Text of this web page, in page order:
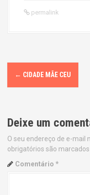
permalink
P
o
t
n
a
← CIDADE MÃE CEU
Deixe um
O seu endereço de e-mail
obrigatórios são
Comentário *